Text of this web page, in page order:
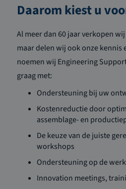
Daarom kiest u
Al meer dan 60 jaar verkopen
maar delen wij ook onze kennis
noemen wij Engineering
graag met:
Ondersteuning bij uw
Kostenreductie door
assemblage- en
De keuze van de juiste
workshops
Ondersteuning op de
Innovation meetings,